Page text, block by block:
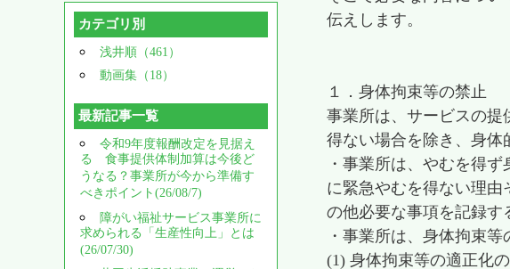
伝えします。
１．身体拘束等の禁止
事業所は、サービスの提
得ない場合を除き、身体
・事業所は、やむを得
に緊急やむを得ない理由
の他必要な事項を記録
・事業所は、身体拘束
(1) 身体拘束等の適正化
カテゴリ別
浅井順（461）
動画集（18）
最新記事一覧
令和9年度報酬改定を見据え
る 食事提供体制加算は今後ど
うなる？事業所が今から準備す
べきポイント(26/08/7)
障がい福祉サービス事業所に
求められる「生産性向上」とは
(26/07/30)